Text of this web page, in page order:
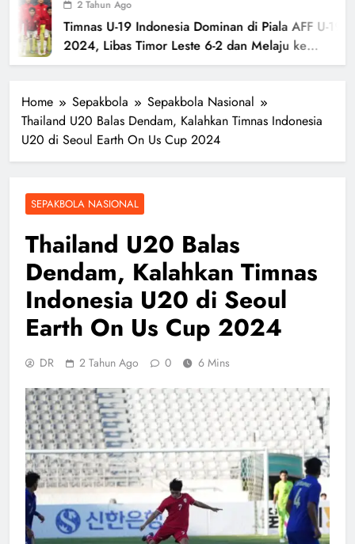
2 Tahun Ago
Timnas U-19 Indonesia Dominan di Piala AFF U-19
2024, Libas Timor Leste 6-2 dan Melaju ke
Semifinal
Home Sepakbola
Sepakbola Nasional
Thailand U20 Balas Dendam, Kalahkan Timnas Indonesia
U20 di Seoul Earth On Us Cup 2024
SEPAKBOLA NASIONAL
Thailand U20 Balas
Dendam, Kalahkan Timnas
Indonesia U20 di Seoul
Earth On Us Cup 2024
DR 2 Tahun Ago 0 6 Mins